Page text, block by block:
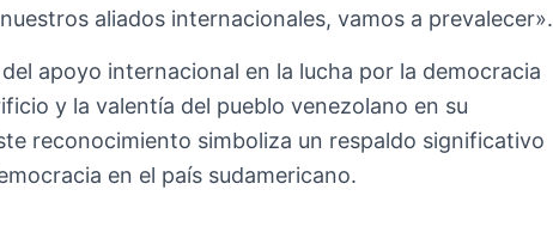
aliados internacionales, vamos a prevalecer».
apoyo internacional en la lucha por la democracia
y la valentía del pueblo venezolano en su
reconocimiento simboliza un respaldo significativo
en el país sudamericano.